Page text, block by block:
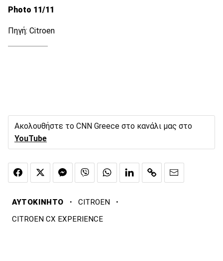
Photo 11/11
Πηγή: Citroen
Ακολουθήστε το CNN Greece στο κανάλι μας στο
YouTube
ΑΥΤΟΚΙΝΗΤΟ · CITROEN ·
CITROEN CX EXPERIENCE